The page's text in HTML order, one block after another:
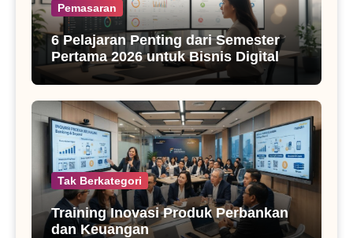
Pemasaran
6 Pelajaran Penting dari Semester
Pertama 2026 untuk Bisnis Digital
Tak Berkategori
Training Inovasi Produk Perbankan
dan Keuangan